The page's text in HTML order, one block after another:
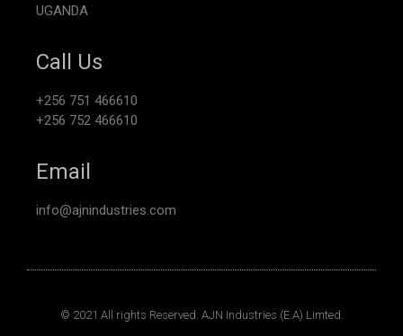
UGANDA
Call Us
+256 751 466610
+256 752 466610
Email
info@ajnindustries.com
© 2021 All rights Reserved. AJN Industries (E.A) Limted.